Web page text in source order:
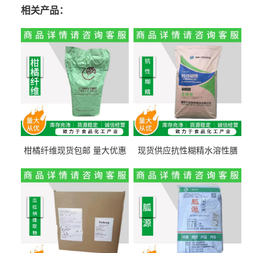
相关产品：
柑橘纤维现货包邮 量大优惠
现货供应抗性糊精水溶性膳
量1kg包邮